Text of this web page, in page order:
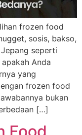
frozen food
sosis, bakso,
seperti
Anda
yang
frozen food
bukan
[…]